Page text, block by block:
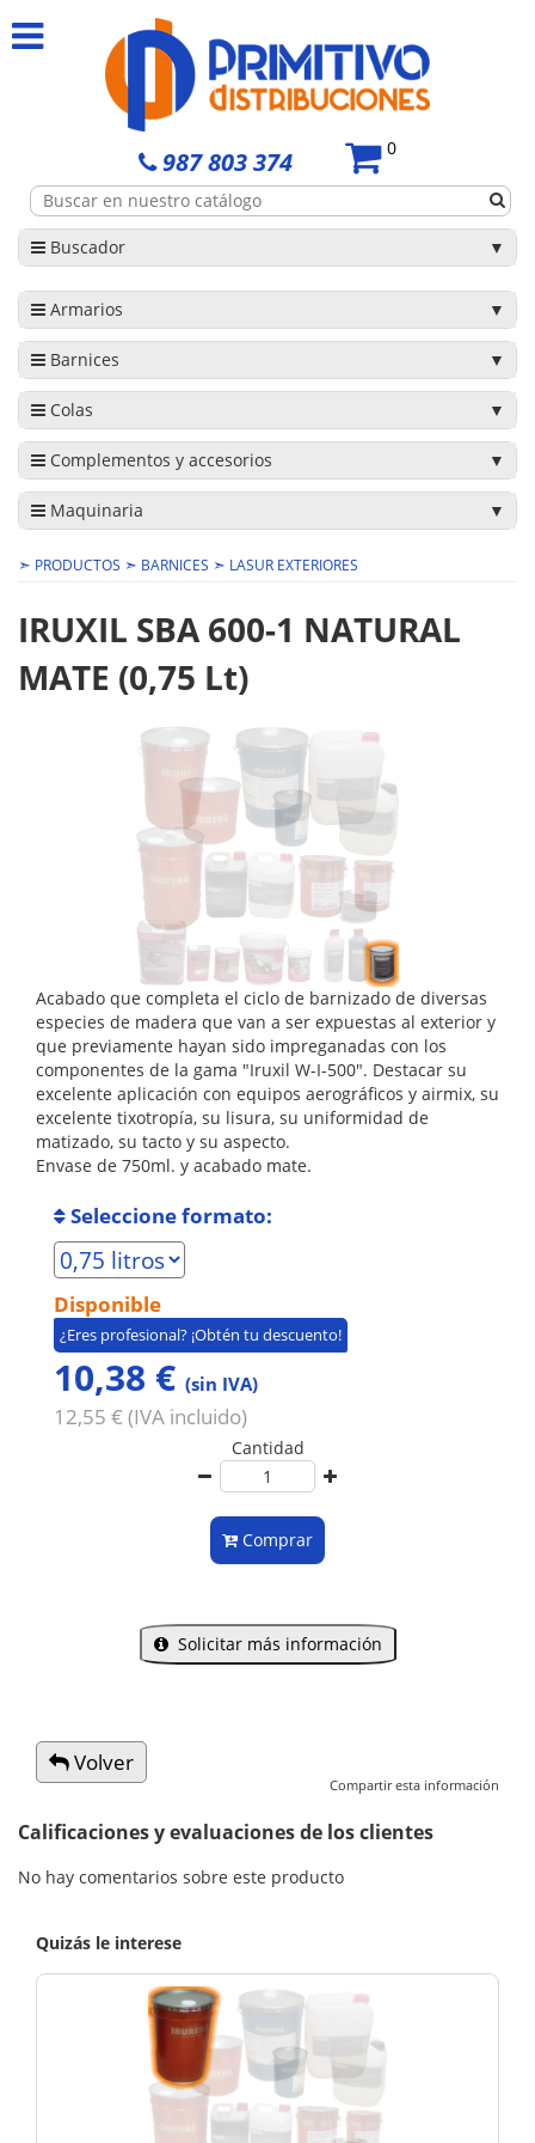
987 803 374 0
Buscador
Armarios
Barnices
Colas
Complementos y accesorios
Maquinaria
➣ PRODUCTOS ➣ BARNICES ➣ LASUR EXTERIORES
IRUXIL SBA 600-1 NATURAL
MATE (0,75 Lt)
Acabado que completa el ciclo de barnizado de diversas
especies de madera que van a ser expuestas al exterior y
que previamente hayan sido impreganadas con los
componentes de la gama "Iruxil W-I-500". Destacar su
excelente aplicación con equipos aerográficos y airmix, su
excelente tixotropía, su lisura, su uniformidad de
matizado, su tacto y su aspecto.
Envase de 750ml. y acabado mate.
Seleccione formato:
Disponible
¿Eres profesional? ¡Obtén tu descuento!
10,38 € (sin IVA)
12,55 € (IVA incluido)
Cantidad
Comprar
Solicitar más información
Volver
Compartir esta información
Calificaciones y evaluaciones de los clientes
No hay comentarios sobre este producto
Quizás le interese